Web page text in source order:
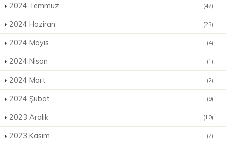
2024 Temmuz (47)
2024 Haziran (25)
2024 Mayıs (4)
2024 Nisan (1)
2024 Mart (2)
2024 Şubat (9)
2023 Aralık (10)
2023 Kasım (7)